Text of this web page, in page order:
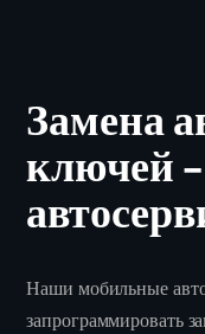
Замена
ключей
Наши мобильные
запрограммировать